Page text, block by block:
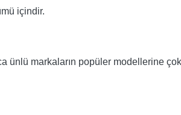
içindir.
markaların popüler modellerine çok